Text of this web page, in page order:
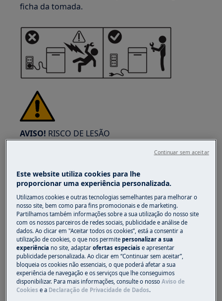
ficha da tomada.
AVISO! RISCO DE LESÃO
Tenha sempre cuidado ao mover
eletrodomésticos. Para os aparelhos pesados é
mais seguro que sejam duas pessoas a movê-
los. Use sempre luvas de proteção e calçado de
segurança. Use luvas de proteção em todos os
momentos para se proteger de cortes
provenientes de arestas afiadas.
Este website utiliza cookies para lhe
proporcionar uma experiência personalizada.
Utilizamos cookies e outras tecnologias semelhantes para melhorar o
nosso site, bem como para fins promocionais e de marketing.
Partilhamos também informações sobre a sua utilização do nosso site
com os nossos parceiros de redes sociais, publicidade e análise de
dados. Ao clicar em "Aceitar todos os cookies”, está a consentir a
utilização de cookies, o que nos permitepersonalizar a sua
experiência no site, adaptarofertas especiaise apresentar
publicidade personalizada. Ao clicar em “Continuar sem aceitar”,
bloqueia os cookies não essenciais, o que poderá afetar a sua
experiência de navegação e os serviços que lhe conseguimos
disponibilizar. Para mais informações, consulte o nossoAviso de
Cookies e a Declaração de Privacidade de Dados.
Continuar sem aceitar